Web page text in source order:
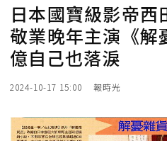
日本國寶級影帝
敬業晚年主演《解
億自己也落淚
2024-10-17 15:00 報時光